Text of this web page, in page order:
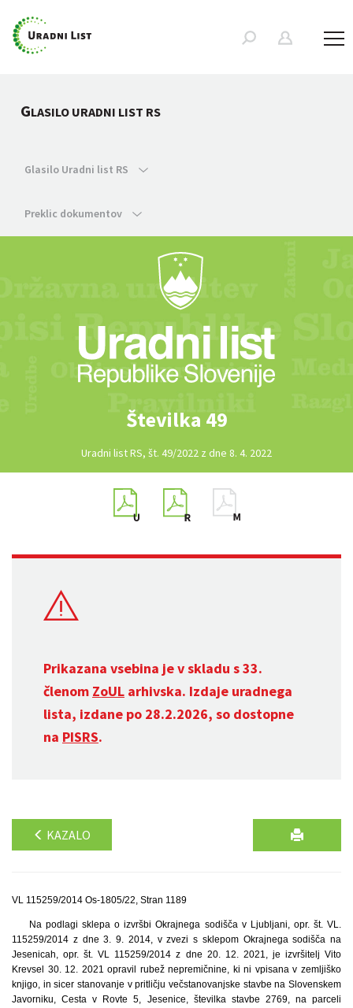
GLASILO URADNI LIST RS
Glasilo Uradni list RS
Preklic dokumentov
Številka 49
Uradni list RS, št. 49/2022 z dne 8. 4. 2022
Prikazana vsebina je v skladu s 33.
členom ZoUL arhivska. Izdaje uradnega
lista, izdane po 28.2.2026, so dostopne
na PISRS.
KAZALO
VL 115259/2014 Os-1805/22, Stran 1189
Na podlagi sklepa o izvršbi Okrajnega sodišča v Ljubljani, opr. št. VL.
115259/2014 z dne 3. 9. 2014, v zvezi s sklepom Okrajnega sodišča na
Jesenicah, opr. št. VL 115259/2014 z dne 20. 12. 2021, je izvršitelj Vito
Krevsel 30. 12. 2021 opravil rubež nepremičnine, ki ni vpisana v zemljiško
knjigo, in sicer stanovanje v pritličju večstanovanjske stavbe na Slovenskem
Javorniku, Cesta v Rovte 5, Jesenice, številka stavbe 2769, na parceli